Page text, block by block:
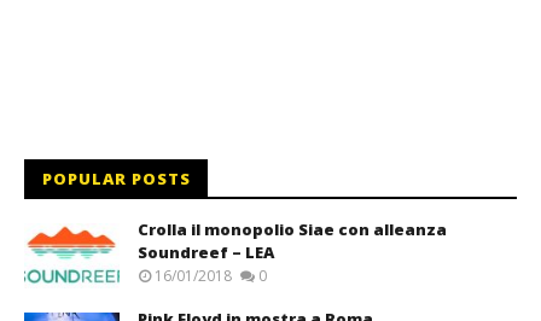
POPULAR POSTS
Crolla il monopolio Siae con alleanza
Soundreef – LEA
16/01/2018 0